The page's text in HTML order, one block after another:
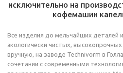
исключительно на
кофемашин
Все изделия до мельчайших деталей
экологически чистых,
вручную, на заводе Technivorm в
сочетании с современными